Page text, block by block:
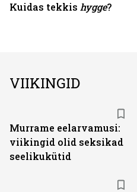
Kuidas tekkis hygge?
VIIKINGID
Murrame eelarvamusi:
viikingid olid seksikad
seelikukütid